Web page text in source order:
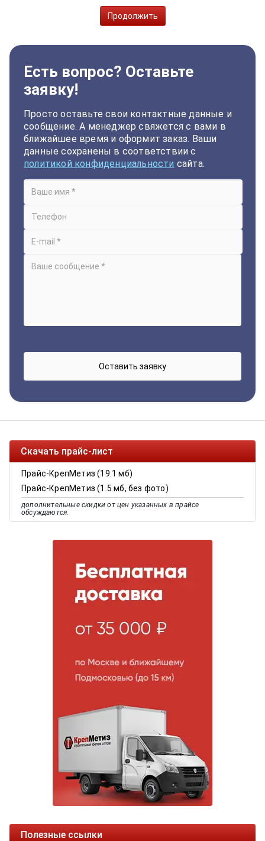
Продолжить
Есть вопрос? Оставьте
заявку!
Просто оставьте свои контактные данные и
сообщение. А менеджер свяжется с вами в
ближайшее время и оформит заказ. Ваши
данные сохранены в соответствии с
политикой конфиденциальности сайта.
Скачать прайс-лист
Прайс-КрепМетиз (19.1 мб)
Прайс-КрепМетиз (1.5 мб, без фото)
дополнительные скидки от цен указанных в прайсе
обсуждаются.
Полезные ссылки